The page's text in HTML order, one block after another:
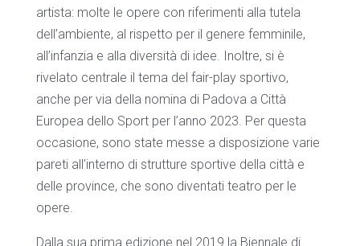
artista: molte le opere con riferimenti alla tutela
dell’ambiente, al rispetto per il genere femminile,
all’infanzia e alla diversità di idee. Inoltre, si è
rivelato centrale il tema del fair-play sportivo,
anche per via della nomina di Padova a Città
Europea dello Sport per l’anno 2023. Per questa
occasione, sono state messe a disposizione varie
pareti all’interno di strutture sportive della città e
delle province, che sono diventati teatro per le
opere.
Dalla sua prima edizione nel 2019 la Biennale di